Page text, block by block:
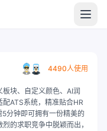
4490人使用
块、自定义颜色、AI润
ATS系统，精准贴合HR
分钟即可拥有一份精美的
的求职竞争中脱颖而出，